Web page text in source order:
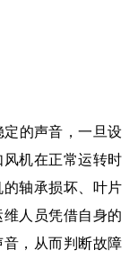
的声音，一旦设
机在正常运转时
轴承损坏、叶片
人员凭借自身的
，从而判断故障